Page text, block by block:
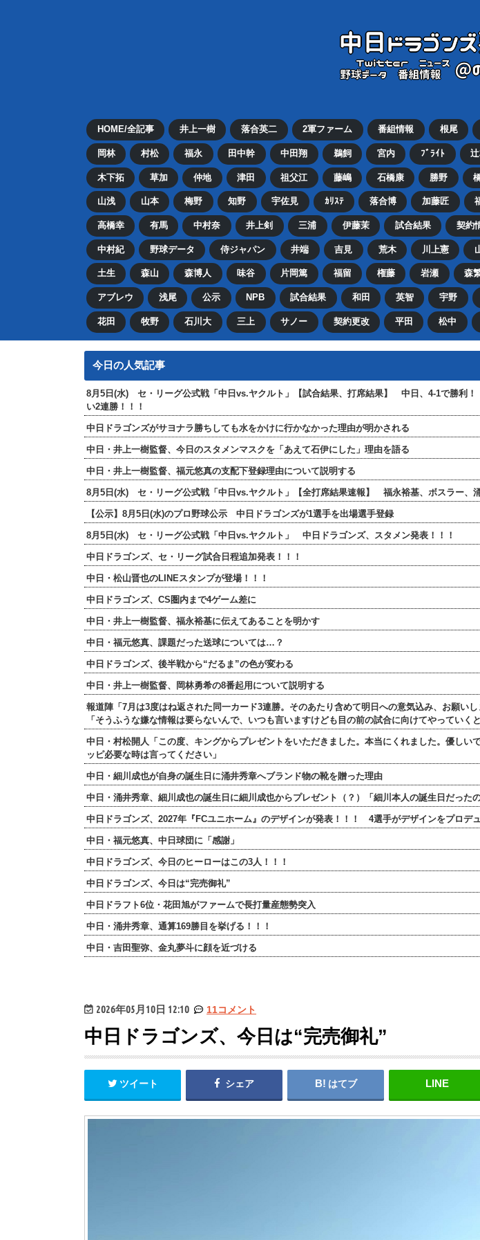
HOME/全記事 井上一樹 落合英二 2軍ファーム 番組情報 根尾
岡林 村松 福永 田中幹 中田翔 鵜飼 宮内 ﾌﾞﾗｲﾄ
木下拓 草加 仲地 津田 祖父江 藤嶋 石橋康 勝野
山浅 山本 梅野 知野 宇佐見 ｶﾘｽﾃ 落合博 加藤匠
高橋幸 有馬 中村奈 井上剣 三浦 伊藤茉 試合結果 契約
中村紀 野球データ 侍ジャパン 井端 吉見 荒木 川上憲
土生 森山 森博人 味谷 片岡篤 福留 権藤 岩瀬 森
アブレウ 浅尾 公示 NPB 試合結果 和田 英智 宇野
花田 牧野 石川大 三上 サノー 契約更改 平田 松中
今日の人気記事
8月5日(水) セ・リーグ公式戦「中日vs.ヤクルト」【試合結果、打席結果】 中日、4-1で勝利
い2連勝！！！
中日ドラゴンズがサヨナラ勝ちしても水をかけに行かなかった理由が明かされる
中日・井上一樹監督、今日のスタメンマスクを「あえて石伊にした」理由を語る
中日・井上一樹監督、福元悠真の支配下登録理由について説明する
8月5日(水) セ・リーグ公式戦「中日vs.ヤクルト」【全打席結果速報】 福永裕基、ボスラー、
【公示】8月5日(水)のプロ野球公示 中日ドラゴンズが1選手を出場選手登録
8月5日(水) セ・リーグ公式戦「中日vs.ヤクルト」 中日ドラゴンズ、スタメン発表！！！
中日ドラゴンズ、セ・リーグ試合日程追加発表！！！
中日・松山晋也のLINEスタンプが登場！！！
中日ドラゴンズ、CS圏内まで4ゲーム差に
中日・井上一樹監督、福永裕基に伝えてあることを明かす
中日・福元悠真、課題だった送球については…？
中日ドラゴンズ、後半戦から“だるま”の色が変わる
中日・井上一樹監督、岡林勇希の8番起用について説明する
報道陣「7月は3度はね返された同一カード3連勝。そのあたり含めて明日への意気込み、お願い
「そうふうな嫌な情報は要らないんで、いつも言いますけども目の前の試合に向けてやっていく
中日・村松開人「この度、キングからプレゼントをいただきました。本当にくれました。優しい
ッピ必要な時は言ってください」
中日・細川成也が自身の誕生日に涌井秀章へブランド物の靴を贈った理由
中日・涌井秀章、細川成也の誕生日に細川成也からプレゼント（？）「細川本人の誕生日だった
中日ドラゴンズ、2027年『FCユニホーム』のデザインが発表！！！ 4選手がデザインをプロデ
中日・福元悠真、中日球団に「感謝」
中日ドラゴンズ、今日のヒーローはこの3人！！！
中日ドラゴンズ、今日は“完売御礼”
中日ドラフト6位・花田旭がファームで長打量産態勢突入
中日・涌井秀章、通算169勝目を挙げる！！！
中日・吉田聖弥、金丸夢斗に顔を近づける
2026年05月10日 12:10 11コメント
中日ドラゴンズ、今日は“完売御礼”
ツイート シェア はてブ